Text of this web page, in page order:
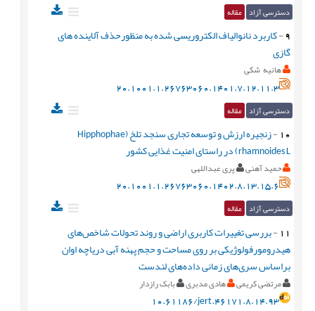
دسترسی آزاد مقاله
9
-کاربرد نانوالیاف الکتروریسی شده به منظورحذف آلاینده های
گازی
هانیه شکی
20.1001.1.26763060.1401.7.12.11.3
دسترسی آزاد مقاله
10
-
زنجیره ارزش و توسعه تجاری سنجد تلخ (Hipphophae
rhamnoides L) در راستای امنیت غذایی کشور
حمید آهنی پری عبداللهی
20.1001.1.26763060.1402.8.13.15.6
دسترسی آزاد مقاله
11
-بررسی تغییرات کاربری اراضی و روند تحولات شاخص‌های
هیدرومورفولوژیکی بر روی مساحت و حجم پهنه آبی دریاچه اوان
براساس سری‌های زمانی داده‌های لندست
مرتضی کریمی هادی مدبری بابک رازدار
10.61186/jert.46171.8.14.93